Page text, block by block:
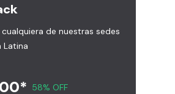
de nuestras sedes
Latina
58% OFF